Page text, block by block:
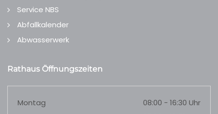
Service NBS
Abfallkalender
Abwasserwerk
Rathaus Öffnungszeiten
Montag
08:00 - 16:30 Uhr